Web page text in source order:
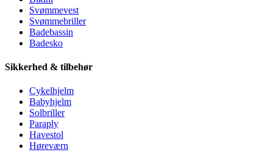
Svømmevest
Svømmebriller
Badebassin
Badesko
Sikkerhed & tilbehør
Cykelhjelm
Babyhjelm
Solbriller
Paraply
Havestol
Høreværn